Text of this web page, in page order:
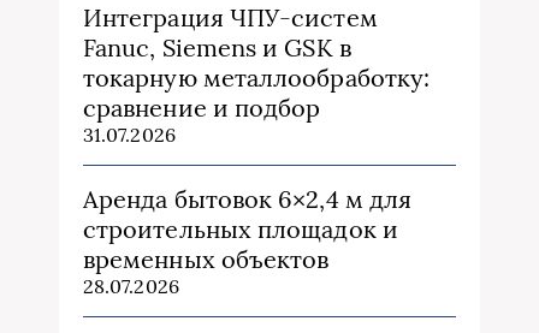
Интеграция ЧПУ-систем
Fanuc, Siemens и GSK в
токарную металлообработку:
сравнение и подбор
31.07.2026
Аренда бытовок 6×2,4 м для
строительных площадок и
временных объектов
28.07.2026